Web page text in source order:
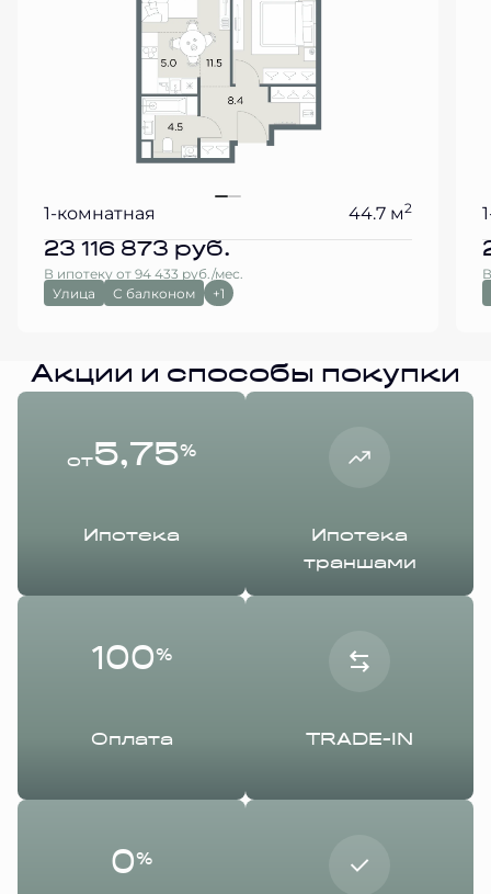
1-комнатная 44.7 м2
23 116 873 руб.
В ипотеку от 94 433 руб./мес.
Улица
С балконом +1
Акции и способы покупки
от5,75%
Ипотека
Ипотека
траншами
100%
Оплата TRADE-IN
0%